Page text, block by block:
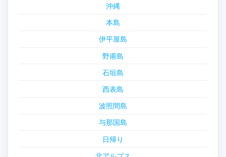
沖縄
本島
伊平屋島
野甫島
石垣島
西表島
波照間島
与那国島
日帰り